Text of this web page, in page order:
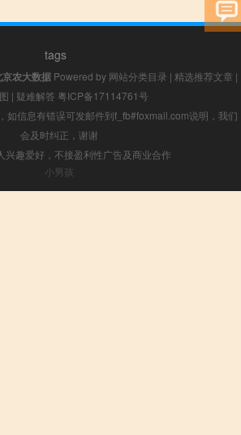
tags
京农大数据Powered by 网站分类目录 | 精选推荐文章 |
| 疑难解答 粤ICP备17114761号
如信息有错误可发邮件到f_fb#foxmail.com说明，我们
会及时纠正，谢谢
兴趣爱好，不接盈利性广告及商业合作
小男孩